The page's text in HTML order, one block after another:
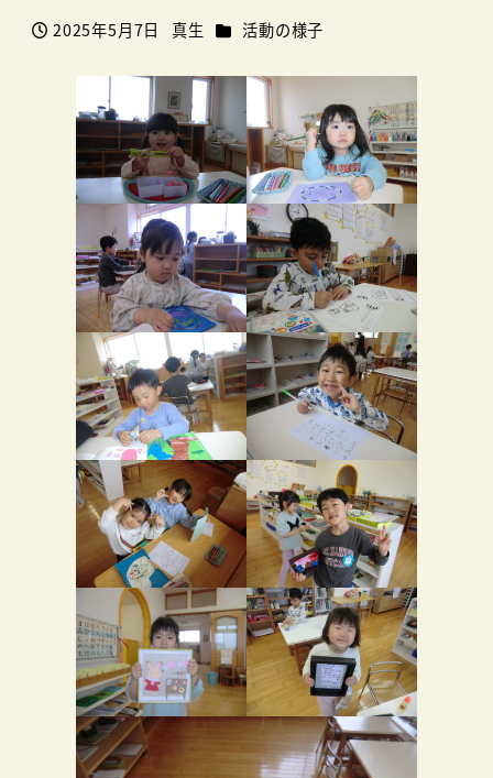
投稿日
2025年5月7日
著
真生 カテゴリー
活動の様子